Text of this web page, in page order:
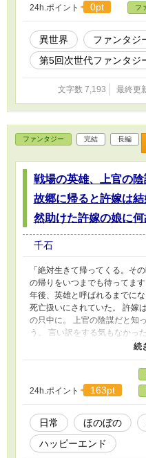
24h.ポイント 0pt フ
異世界 ファンタジ
第5回次世代ファンタジ
文字数 7,193 最終更
ファンタジー 完結 長編
戦場の英雄、上官の陰
故郷に帰ると許嫁は
然助けた許嫁の娘に
千石
「絶対生きて帰ってくる。そ
の帰りをいつまでも待ってま
年後、英雄と呼ばれるまでに
死亡扱いにされていた。 許嫁
の只中に。 上官の陰謀だと知
う。 言い訳をする気もなかっ
えるはずだった年金もパー。
で、 「ルーク、あなたに惚れ
い！」 何故か求婚されること
を通じて ルークは失っていた
らは他のウェブ小説にも投稿
24h.ポイント 163pt
日常 ほのぼの
ハッピーエンド